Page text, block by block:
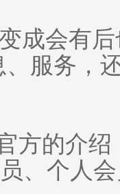
成会有后
服务，
方的介绍
、个人